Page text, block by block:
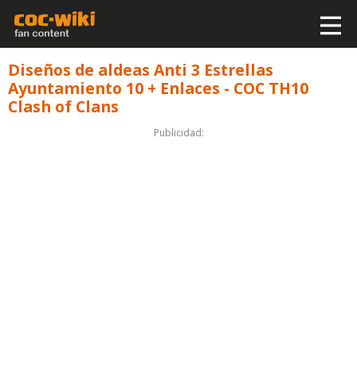
Diseños de aldeas Anti 3 Estrellas
Ayuntamiento 10 + Enlaces - COC TH10
Clash of Clans
Publicidad: